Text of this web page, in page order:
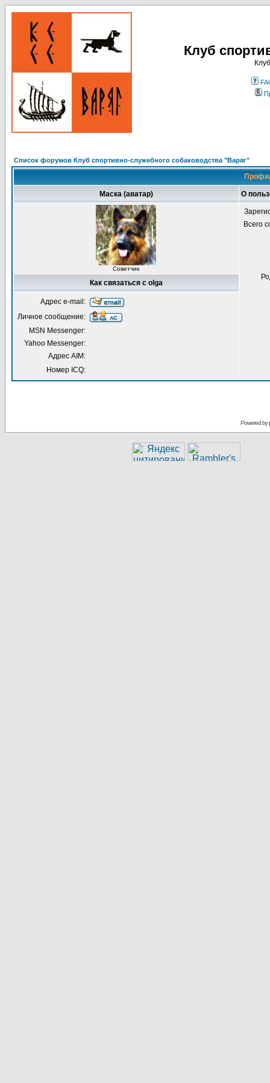
Клуб
Список форумов Клуб спортивно-служебного собаководства "Варяг"
Маска (аватар) О
Советчик
Всего
Как связаться с olga
Адрес e-mail:
Личное сообщение:
MSN Messenger:
Yahoo Messenger:
Адрес AIM:
Номер ICQ:
Powered by